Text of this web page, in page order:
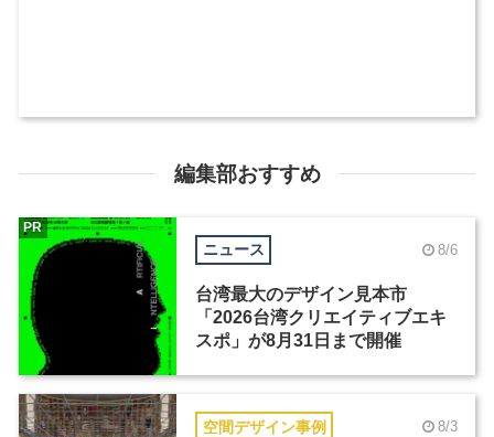
編集部おすすめ
ニュース 8/6
台湾最大のデザイン見本市
「2026台湾クリエイティブエキ
スポ」が8月31日まで開催
PR
空間デザイン事例 8/3